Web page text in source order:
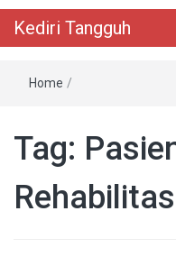
Kediri Tangguh
Home /
Tag: